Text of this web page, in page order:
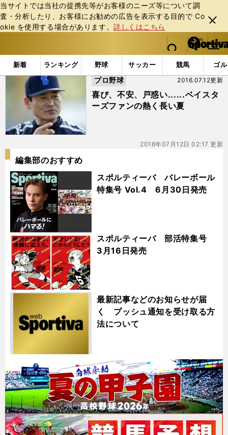
当サイトでは当社の提携先等がお客様のニーズ等について調
査・分析したり、お客様にお勧めの広告を表⽰する⽬的で Co
okie を使⽤する場合があります。詳しくはこちら
閉じ
る
web Sportiva (webスポルティーバ)
検索
マイペ
ー
ジ
メニュ
新着 ランキング 野球 サッカー 競馬 ゴ
b
ス
ー
バ
「#ベイスターズファン」の最新ニュース・ 情報
喜び、不安、戸惑い......ベイスタ
ーズファンの熱く長い夏
2016.07.12更新
プロ野球
2016年07月12日 02:17 更新
編集部のおすすめ
スポルティーバ バレーボール
特集号 Vol.4 6月30日発売
スポルティーバ 部活特集号
3月16日発売
最新記事などのお知らせが届
く プッシュ通知を受け取る方
法について